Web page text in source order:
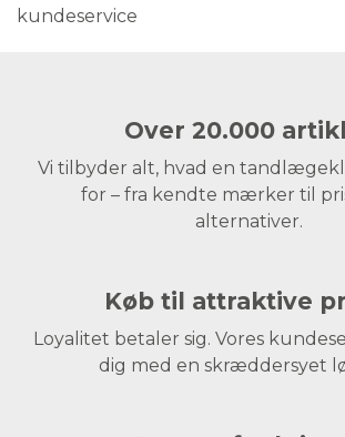
kundeservice
Over 20.000
Vi tilbyder alt, hvad en
for – fra kendte mærker til
alternativer.
Køb til attraktive
Loyalitet betaler sig. Vores
dig med en skræddersyet